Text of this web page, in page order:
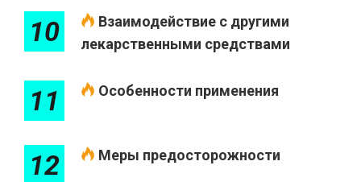
10
Взаимодействие с другими
лекарственными средствами
11 Особенности применения
12 Меры предосторожности